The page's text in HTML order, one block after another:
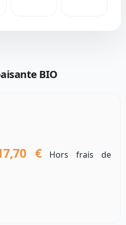
BIO
€Hors frais de